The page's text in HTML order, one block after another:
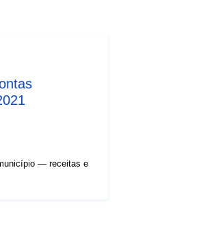
— receitas e